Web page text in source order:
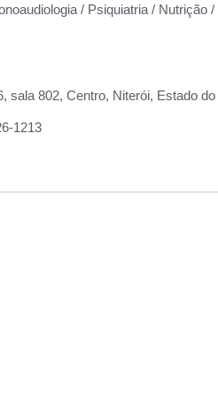
/ Psiquiatria / Nutrição
sala 802, Centro, Niterói, Estado
1213